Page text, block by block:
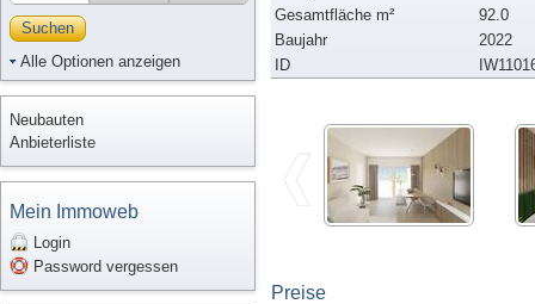
Suchen
Alle Optionen anzeigen
Neubauten
Anbieterliste
Mein Immoweb
Login
Password vergessen
Gesamtfläche m²
92.0
Baujahr
2022
ID
Preise